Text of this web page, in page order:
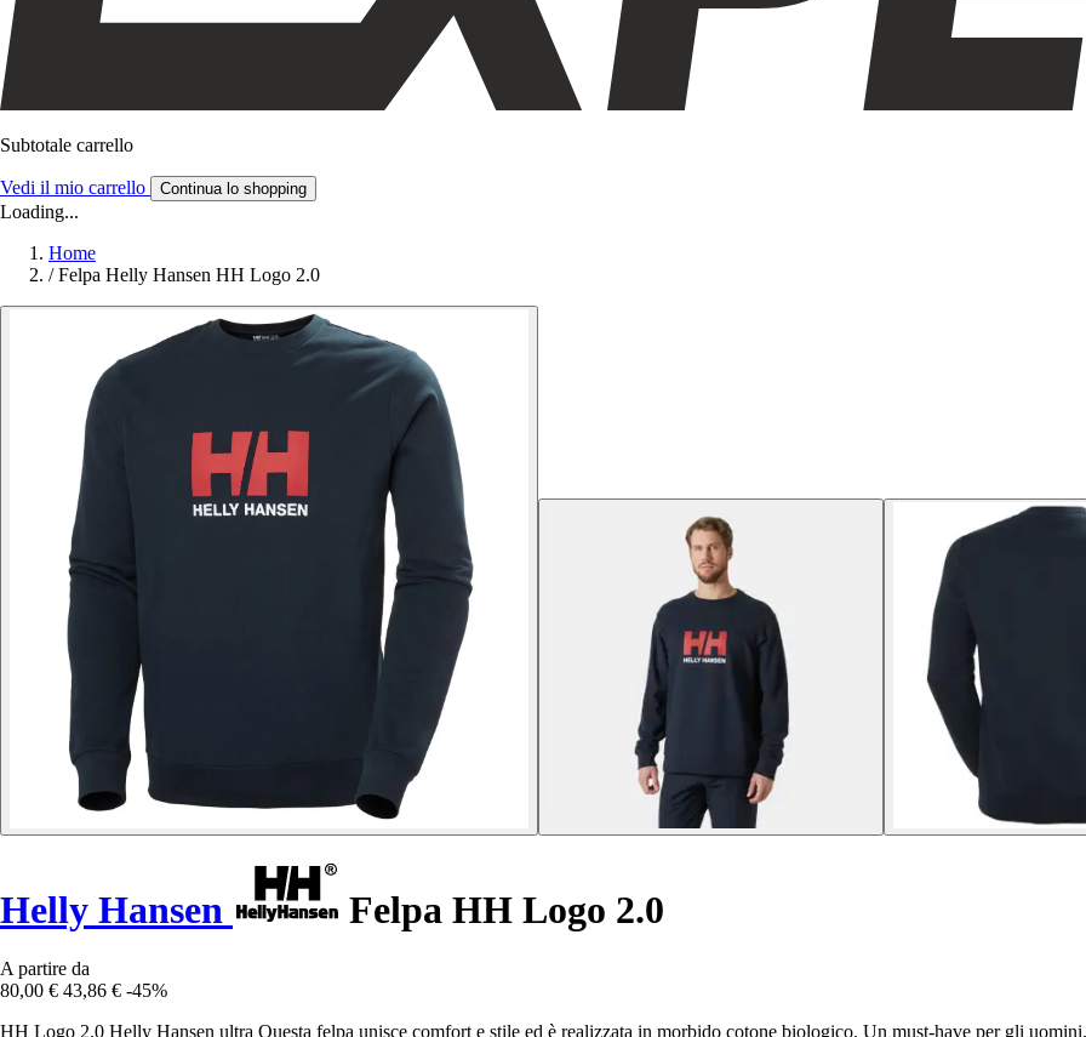
Subtotale carrello
Vedi il mio carrello Continua lo shopping
Loading...
Home
/ Felpa Helly Hansen HH Logo 2.0
Helly Hansen Felpa HH Logo 2.0
A partire da
80,00 € 43,86 € -45%
HH Logo 2.0 Helly Hansen ultra Questa felpa unisce comfort e stile ed è realizzata in morbido cotone biologico. Un must-have per gli uomini.